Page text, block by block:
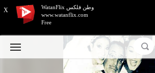
X
وطن فلكس WatanFlix
www.watanflix.com
Free